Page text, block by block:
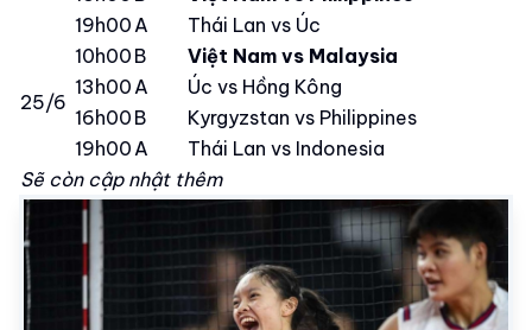
19h00A Thái Lan vs Úc
25/6
10h00 B
Việt Nam vs Malaysia
13h00A
Úc vs Hồng Kông
16h00 B
Kyrgyzstan vs Philippines
19h00A
Thái Lan vs Indonesia
Sẽ còn cập nhật thêm